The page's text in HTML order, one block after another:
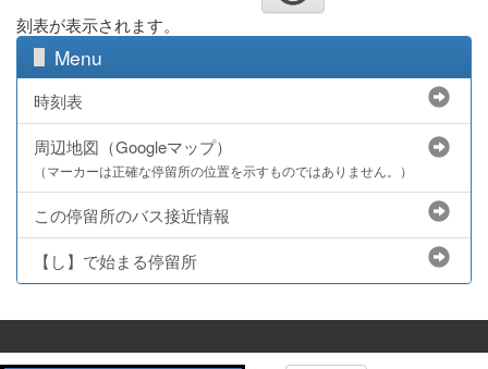
刻表が表示されます。
Menu
時刻表
周辺地図（Googleマップ）
（マーカーは正確な停留所の位置を示すものではありません。）
この停留所のバス接近情報
【し】で始まる停留所